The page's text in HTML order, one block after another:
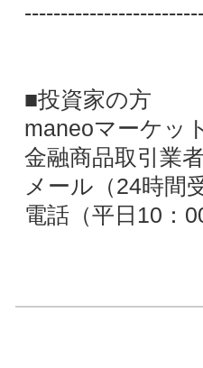
■投資家の方
maneoマーケッ
金融商品取引業
メール（24時間
電話（平日10：